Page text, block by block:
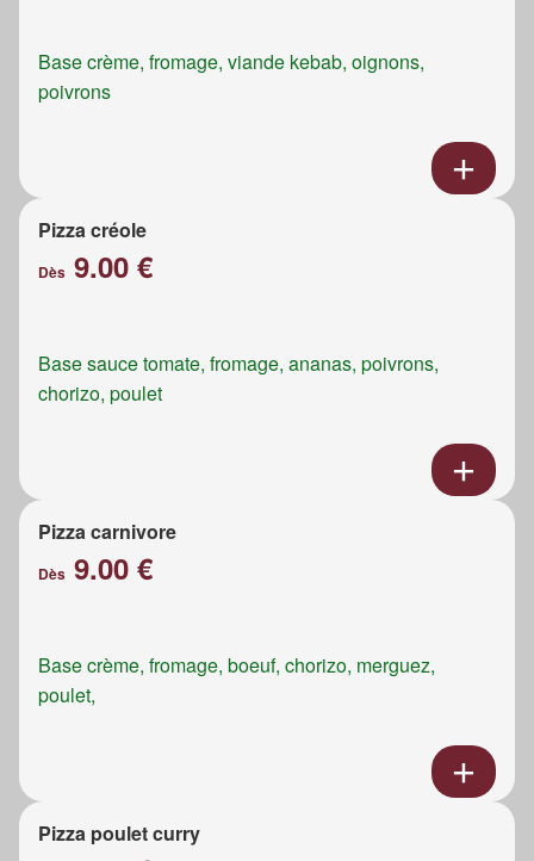
Base crème, fromage, viande kebab, oignons,
poivrons
Pizza créole
Dès 9.00 €
Base sauce tomate, fromage, ananas, poivrons,
chorizo, poulet
Pizza carnivore
Dès 9.00 €
Base crème, fromage, boeuf, chorizo, merguez,
poulet,
Pizza poulet curry